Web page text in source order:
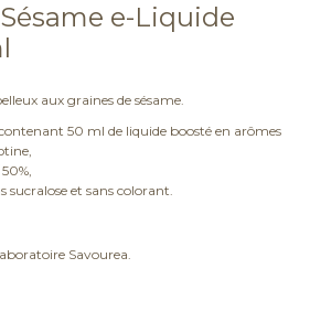
e-Liquide
aux graines de sésame.
50 ml de liquide boosté en arômes
sucralose et sans colorant.
Savourea.